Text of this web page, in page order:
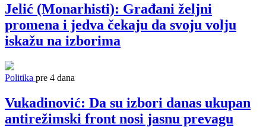
Jelić (Monarhisti): Građani željni
promena i jedva čekaju da svoju volju
iskažu na izborima
Politika pre 4 dana
Vukadinović: Da su izbori danas ukupan
antirežimski front nosi jasnu prevagu